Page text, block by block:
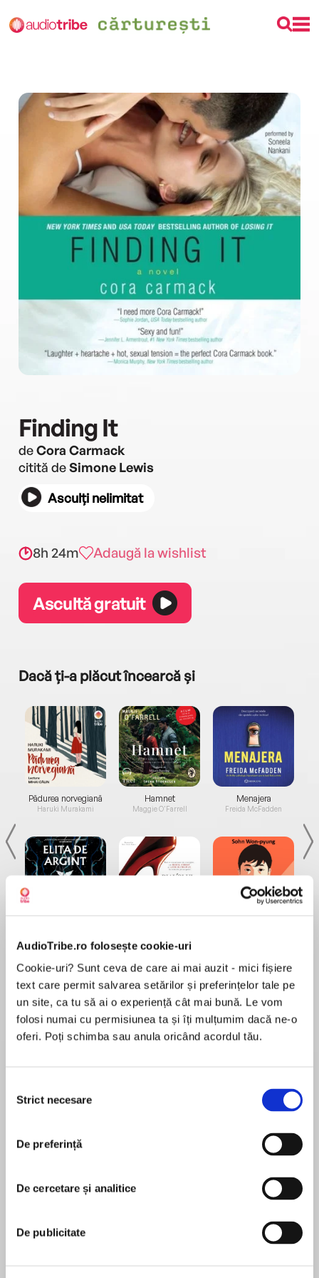
AudioTribe.ro folosește cookie-uri
Cookie-uri? Sunt ceva de care ai mai auzit - mici fișiere
text care permit salvarea setărilor și preferințelor tale pe
un site, ca tu să ai o experiență cât mai bună. Le vom
folosi numai cu permisiunea ta și îți mulțumim dacă ne-o
oferi. Poți schimba sau anula oricând acordul tău.
consimțământului
Strict necesare
De preferință
De cercetare și analitice
De publicitate
Finding It
deCora Carmack
citită deSimone Lewis
Asculți nelimitat
8h 24m Adaugă la wishlist
Ascultă gratuit
Dacă ți-a plăcut încearcă și
Pădurea norvegiană
Haruki Murakami
de...
Dani Francis
Hamnet
Maggie O'Farrell
la...
Lauren Weisberger
Menajera
Freida McFadden
Desprecarte
Sometimes you have to lose yourself to find
Most girls would kill to spend months traveling
around Europe after college graduation with no
responsibility, no parents, and no-limit credit
cards. Kelsey Summers is no exception. She's
keeps telling herself.
It's a lonely business trying to find out who you
are, especially when you're afraid you won't like
În acest moment nu există recenzii
Cora Carmack
Cora Carmack is a twentysomething New York
Times bestselling author who likes to write about